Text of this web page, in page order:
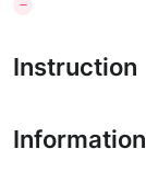
Instruction